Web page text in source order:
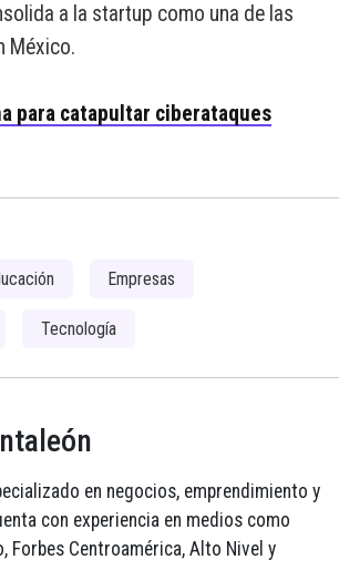
a la startup como una de las
México.
para catapultar ciberataques
Empresas
Tecnología
en negocios, emprendimiento y
con experiencia en medios como
Forbes Centroamérica, Alto Nivel y